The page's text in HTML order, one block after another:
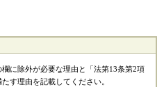
欄に除外が必要な理由と「法第13条第2項
す理由を記載してください。